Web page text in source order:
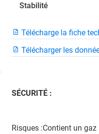
Stabilité
Télécharge la fiche
Télécharger les
SÉCURITÉ :
Risques :Contient un